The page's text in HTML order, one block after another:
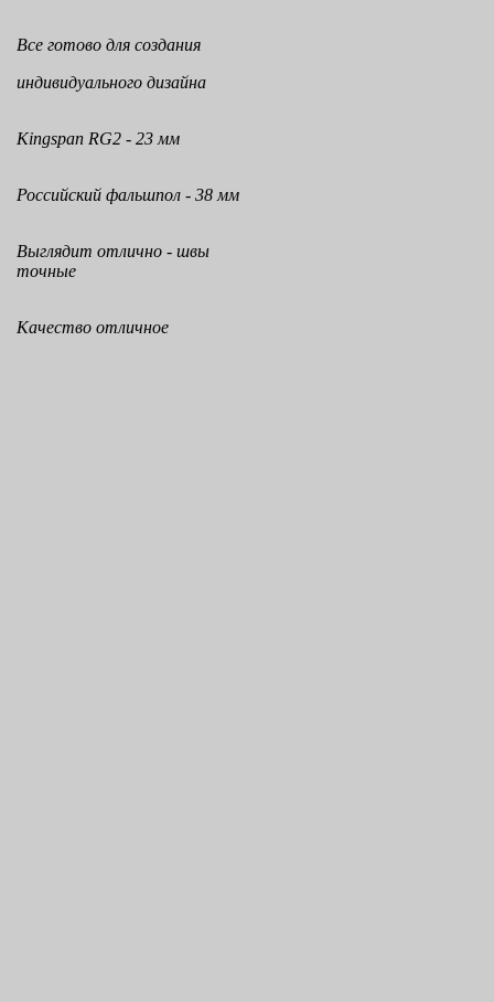
Все готово для создания
индивидуального дизайна
Kingspan RG2 - 23 мм
Российский фальшпол - 38 мм
Выглядит отлично - швы
точные
Качество отличное